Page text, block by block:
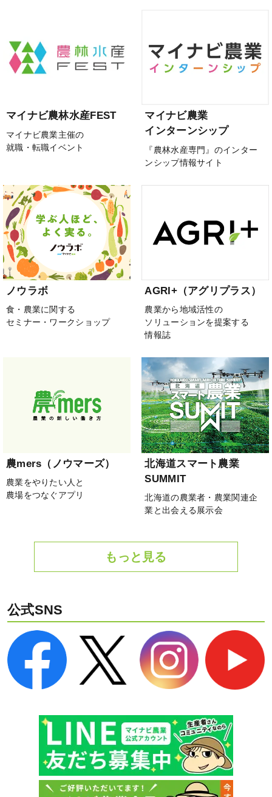
マイナビ農林水産FEST
マイナビ農業主催の
就職・転職イベント
マイナビ農業
インターンシップ
『農林水産専門』のインター
ンシップ情報サイト
ノウラボ
食・農業に関する
セミナー・ワークショップ
AGRI+（アグリプラス）
農業から地域活性の
ソリューションを提案する
情報誌
農mers（ノウマーズ）
農業をやりたい人と
農場をつなぐアプリ
北海道スマート農業
SUMMIT
北海道の農業者・農業関連企
業と出会える展示会
もっと見る
公式SNS